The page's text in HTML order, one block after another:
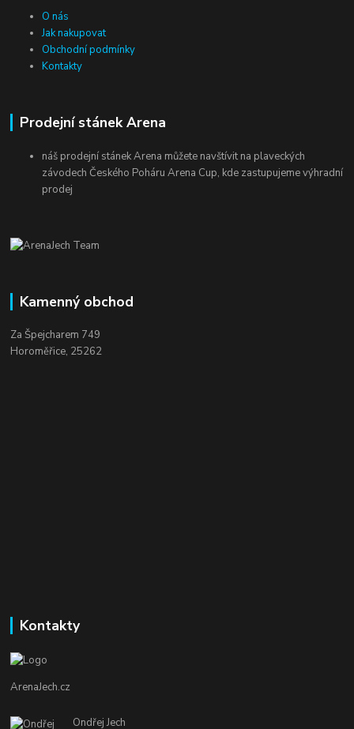
O nás
Jak nakupovat
Obchodní podmínky
Kontakty
Prodejní stánek Arena
náš prodejní stánek Arena můžete navštívit na plaveckých
závodech Českého Poháru Arena Cup, kde zastupujeme výhradní
prodej
Kamenný obchod
Za Špejcharem 749
Horoměřice, 25262
Kontakty
ArenaJech.cz
Ondřej Jech